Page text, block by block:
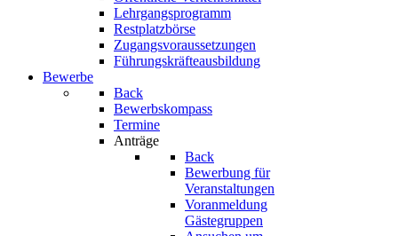
Lehrgangsprogramm
Restplatzbörse
Zugangsvoraussetzungen
Führungskräfteausbildung
Bewerbe
Back
Bewerbskompass
Termine
Anträge
Back
Bewerbung für
Veranstaltungen
Voranmeldung
Gästegruppen